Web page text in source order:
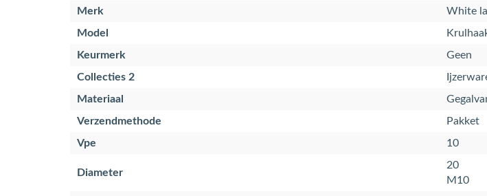
Merk
White
Model
Keurmerk
Geen
Collecties 2
Materiaal
Verzendmethode
Pakket
Vpe
10
Diameter
20
M10